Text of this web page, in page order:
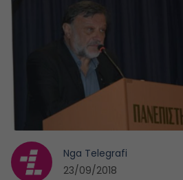
Nga Telegrafi
23/09/2018